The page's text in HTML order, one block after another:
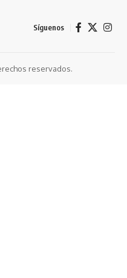
Síguenos
reservados.